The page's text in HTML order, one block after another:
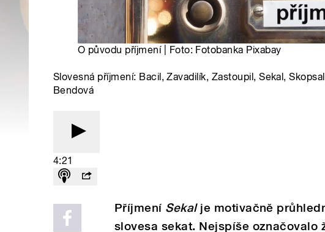
O původu příjmení | Foto: Fotobanka Pixabay
Slovesná příjmení: Bacil, Zavadilík, Zastoupil, Sekal,
Bendová
4:21
Příjmení Sekalje motivačně
slovesa sekat. Nejspíše označovalo